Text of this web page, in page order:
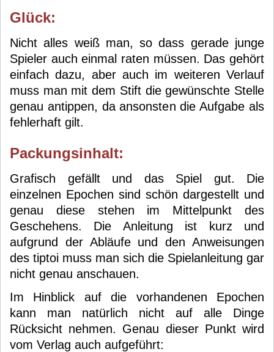
Glück:
Nicht alles weiß man, so dass gerade junge
Spieler auch einmal raten müssen. Das gehört
einfach dazu, aber auch im weiteren Verlauf
muss man mit dem Stift die gewünschte Stelle
genau antippen, da ansonsten die Aufgabe als
fehlerhaft gilt.
Packungsinhalt:
Grafisch gefällt und das Spiel gut. Die
einzelnen Epochen sind schön dargestellt und
genau diese stehen im Mittelpunkt des
Geschehens. Die Anleitung ist kurz und
aufgrund der Abläufe und den Anweisungen
des tiptoi muss man sich die Spielanleitung gar
nicht genau anschauen.
Im Hinblick auf die vorhandenen Epochen
kann man natürlich nicht auf alle Dinge
Rücksicht nehmen. Genau dieser Punkt wird
vom Verlag auch aufgeführt: